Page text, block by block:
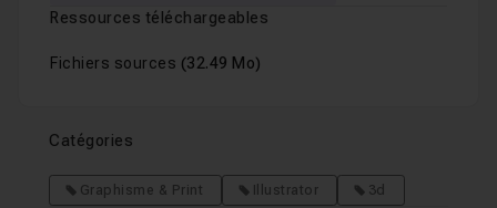
Ressources téléchargeables
Fichiers sources (32.49 Mo)
Catégories
Graphisme & Print Illustrator
3d